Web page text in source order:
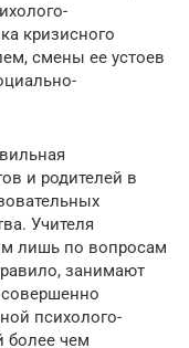
кризисного
смены ее устоев
и родителей в
Учителя
лишь по вопросам
занимают
психолого-
более чем